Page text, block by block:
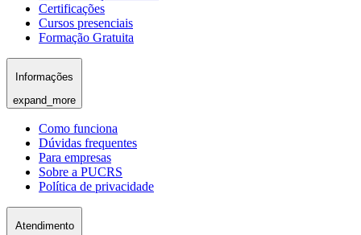
Certificações
Cursos presenciais
Formação Gratuita
Informações
expand_more
Como funciona
Dúvidas frequentes
Para empresas
Sobre a PUCRS
Política de privacidade
Atendimento